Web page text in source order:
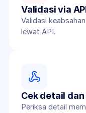
Validasi via
Validasi
lewat API.
Cek detail
Periksa detail